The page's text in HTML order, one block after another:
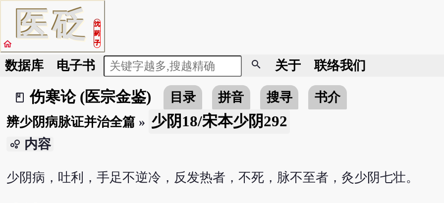
医砭
沈
药
子
home
数据库 电子书 search 关于 联络我们
book_2
伤寒论 (医宗金鉴) 目录 拼音 搜寻
书介
辨少阴病脉证并治全篇» 少阴18/宋本少阴292
bubble_chart 内容
少阴病，吐利，手足不逆冷，反发热者，不死，脉不至者，灸少阴七壮。